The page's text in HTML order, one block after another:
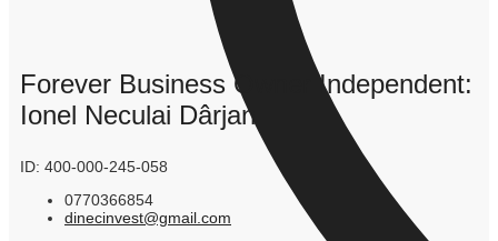
Forever Business Owner Independent:
Ionel Neculai Dârjan
ID: 400-000-245-058
0770366854
dinecinvest@gmail.com